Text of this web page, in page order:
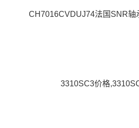
CH7016CVDUJ74法国SNR轴
3310SC3价格